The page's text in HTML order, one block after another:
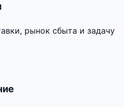
рынок сбыта и задачу